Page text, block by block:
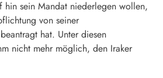
hin sein Mandat niederlegen wollen,
von seiner
hat. Unter diesen
nicht mehr möglich, den Iraker